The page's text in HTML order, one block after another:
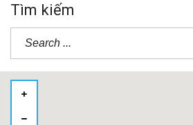
Tìm kiếm